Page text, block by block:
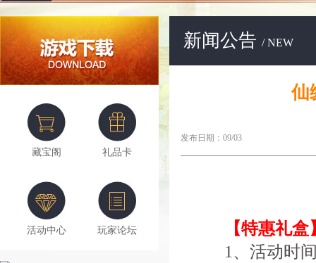
藏宝阁 礼品卡
活动中心 玩家论坛
新闻公告 / NEW
仙
发布日期：09/03
【特惠礼盒
1、活动时